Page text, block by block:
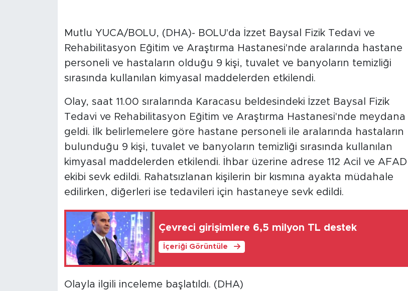
Mutlu YUCA/BOLU, (DHA)- BOLU'da İzzet Baysal Fizik Tedavi ve
Rehabilitasyon Eğitim ve Araştırma Hastanesi'nde aralarında hastane
personeli ve hastaların olduğu 9 kişi, tuvalet ve banyoların temizliği
sırasında kullanılan kimyasal maddelerden etkilendi.
Olay, saat 11.00 sıralarında Karacasu beldesindeki İzzet Baysal Fizik
Tedavi ve Rehabilitasyon Eğitim ve Araştırma Hastanesi'nde meydana
geldi. İlk belirlemelere göre hastane personeli ile aralarında hastaların
bulunduğu 9 kişi, tuvalet ve banyoların temizliği sırasında kullanılan
kimyasal maddelerden etkilendi. İhbar üzerine adrese 112 Acil ve AFAD
ekibi sevk edildi. Rahatsızlanan kişilerin bir kısmına ayakta müdahale
edilirken, diğerleri ise tedavileri için hastaneye sevk edildi.
Çevreci girişimlere 6,5 milyon TL destek
İçeriği Görüntüle
Olayla ilgili inceleme başlatıldı. (DHA)